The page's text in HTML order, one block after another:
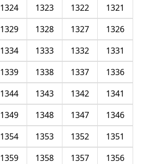
1321
1322
1323
1324
1326
1327
1328
1329
1331
1332
1333
1334
1336
1337
1338
1339
1341
1342
1343
1344
1346
1347
1348
1349
1351
1352
1353
1354
1356
1357
1358
1359